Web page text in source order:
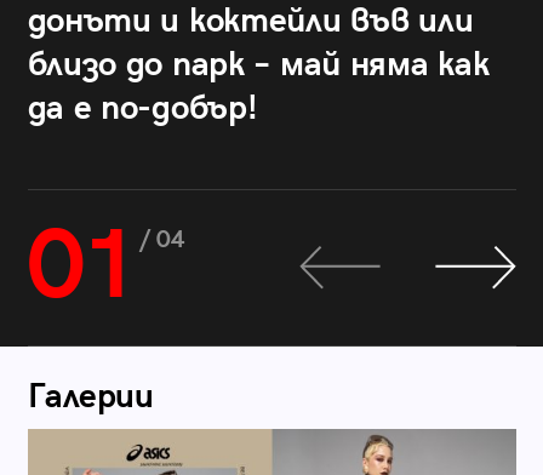
донъти и коктейли във или
близо до парк – май няма как
да е по-добър!
01 / 04
Галерии